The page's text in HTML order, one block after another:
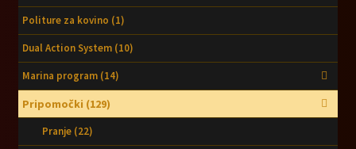
Politure za kovino (1)
Dual Action System (10)
Marina program (14)
Pripomočki (129)
Pranje (22)